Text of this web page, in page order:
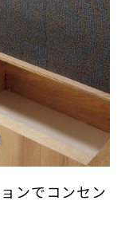
ンでコンセン